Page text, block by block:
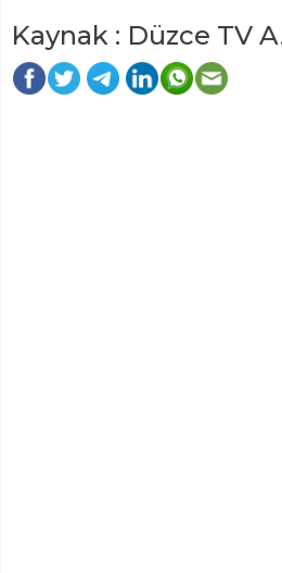
Kaynak : Düzce TV